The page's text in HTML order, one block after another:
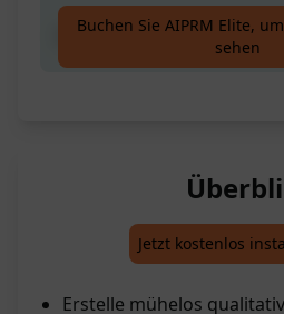
Füge ein Thema hinzu
Buchen Sie AIPRM Elite,
sehen
Jetzt kostenlos
Erstelle mühelos